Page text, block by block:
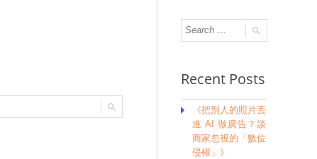
Recent Posts
《把別人的照片丟
進 AI 做廣告？談
商家忽視的「數位
侵權」》